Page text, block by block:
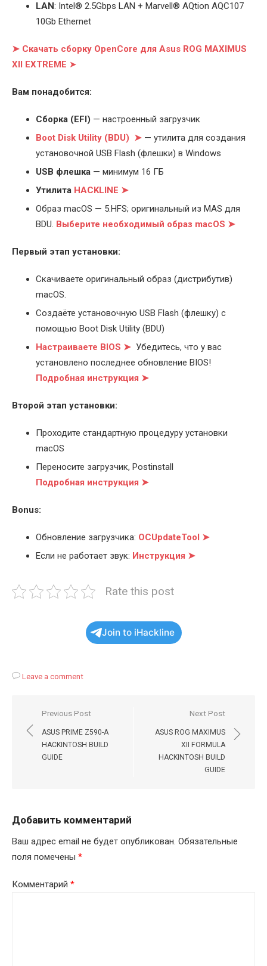
LAN: Intel® 2.5Gbps LAN + Marvell® AQtion AQC107
10Gb Ethernet
➤ Скачать сборку OpenCore для Asus ROG MAXIMUS
XII EXTREME ➤
Вам понадобится:
Cборка (EFI) — настроенный загрузчик
Boot Disk Utility (BDU) ➤ — утилита для создания
установочной USB Flash (флешки) в Windows
USB флешка — минимум 16 ГБ
Утилита HACKLINE ➤
Образ macOS — 5.HFS; оригинальный из MAS для
BDU. Выберите необходимый образ macOS ➤
Первый этап установки:
Скачиваете оригинальный образ (дистрибутив)
macOS.
Создаёте установочную USB Flash (флешку) с
помощью Boot Disk Utility (BDU)
Настраиваете BIOS ➤ Убедитесь, что у вас
установлено последнее обновление BIOS!
Подробная инструкция ➤
Второй этап установки:
Проходите стандартную процедуру установки
macOS
Переносите загрузчик, Postinstall
Подробная инструкция ➤
Bonus:
Обновление загрузчика: OCUpdateTool ➤
Если не работает звук: Инструкция ➤
Rate this post
Join to iHackline
Leave a comment
Навигация
по
записям
Previous Post
ASUS PRIME Z590-A
HACKINTOSH BUILD
GUIDE
Next Post
ASUS ROG MAXIMUS
XII FORMULA
HACKINTOSH BUILD
GUIDE
Добавить комментарий
Ваш адрес email не будет опубликован. Обязательные
поля помечены *
Комментарий *